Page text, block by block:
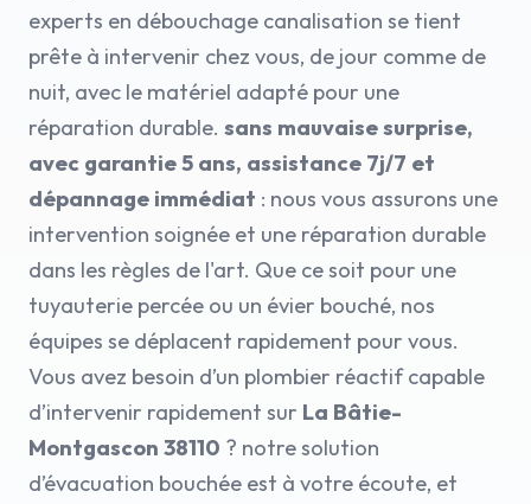
experts en débouchage canalisation se tient
prête à intervenir chez vous, de jour comme de
nuit, avec le matériel adapté pour une
réparation durable. sans mauvaise surprise,
avec garantie 5 ans, assistance 7j/7 et
dépannage immédiat : nous vous assurons une
intervention soignée et une réparation durable
dans les règles de l'art. Que ce soit pour une
tuyauterie percée ou un évier bouché, nos
équipes se déplacent rapidement pour vous.
Vous avez besoin d’un plombier réactif capable
d’intervenir rapidement sur La Bâtie-
Montgascon 38110 ? notre solution
d’évacuation bouchée est à votre écoute, et